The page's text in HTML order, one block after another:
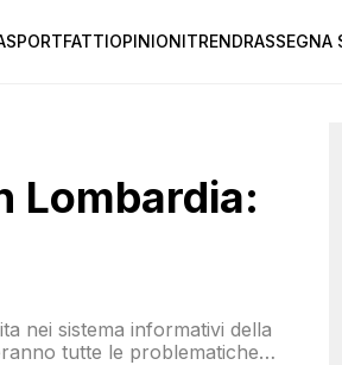
SPORTFATTIOPINIONITRENDRASSEGNA
Lombardia:
nei sistema informativi della
tutte le problematiche